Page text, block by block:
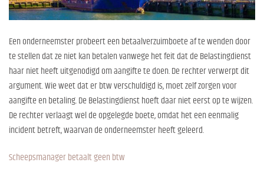
Een onderneemster probeert een betaalverzuimboete af te wenden door
te stellen dat ze niet kan betalen vanwege het feit dat de Belastingdienst
haar niet heeft uitgenodigd om aangifte te doen. De rechter verwerpt dit
argument. Wie weet dat er btw verschuldigd is, moet zelf zorgen voor
aangifte en betaling. De Belastingdienst hoeft daar niet eerst op te wijzen.
De rechter verlaagt wel de opgelegde boete, omdat het een eenmalig
incident betreft, waarvan de onderneemster heeft geleerd.
Scheepsmanager betaalt geen btw